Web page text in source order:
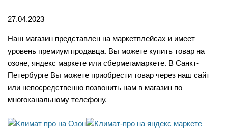
27.04.2023
Наш магазин представлен на маркетплейсах и имеет
уровень премиум продавца. Вы можете купить товар на
озоне, яндекс маркете или сбермегамаркете. В Санкт-
Петербурге Вы можете приобрести товар через наш сайт
или непосредственно позвонить нам в магазин по
многоканальному телефону.